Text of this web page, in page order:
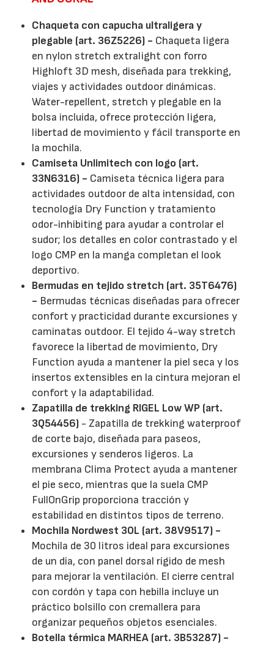
Chaqueta con capucha ultraligera y
plegable (art. 36Z5226) - Chaqueta ligera
en nylon stretch extralight con forro
Highloft 3D mesh, diseñada para trekking,
viajes y actividades outdoor dinámicas.
Water-repellent, stretch y plegable en la
bolsa incluida, ofrece protección ligera,
libertad de movimiento y fácil transporte en
la mochila.
Camiseta Unlimitech con logo (art.
33N6316) - Camiseta técnica ligera para
actividades outdoor de alta intensidad, con
tecnología Dry Function y tratamiento
odor-inhibiting para ayudar a controlar el
sudor; los detalles en color contrastado y el
logo CMP en la manga completan el look
deportivo.
Bermudas en tejido stretch (art. 35T6476)
- Bermudas técnicas diseñadas para ofrecer
confort y practicidad durante excursiones y
caminatas outdoor. El tejido 4-way stretch
favorece la libertad de movimiento, Dry
Function ayuda a mantener la piel seca y los
insertos extensibles en la cintura mejoran el
confort y la adaptabilidad.
Zapatilla de trekking RIGEL Low WP (art.
3Q54456) - Zapatilla de trekking waterproof
de corte bajo, diseñada para paseos,
excursiones y senderos ligeros. La
membrana Clima Protect ayuda a mantener
el pie seco, mientras que la suela CMP
FullOnGrip proporciona tracción y
estabilidad en distintos tipos de terreno.
Mochila Nordwest 30L (art. 38V9517) -
Mochila de 30 litros ideal para excursiones
de un día, con panel dorsal rígido de mesh
para mejorar la ventilación. El cierre central
con cordón y tapa con hebilla incluye un
práctico bolsillo con cremallera para
organizar pequeños objetos esenciales.
Botella térmica MARHEA (art. 3B53287) -